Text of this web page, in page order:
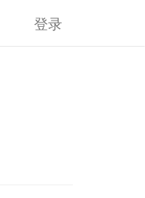
登录